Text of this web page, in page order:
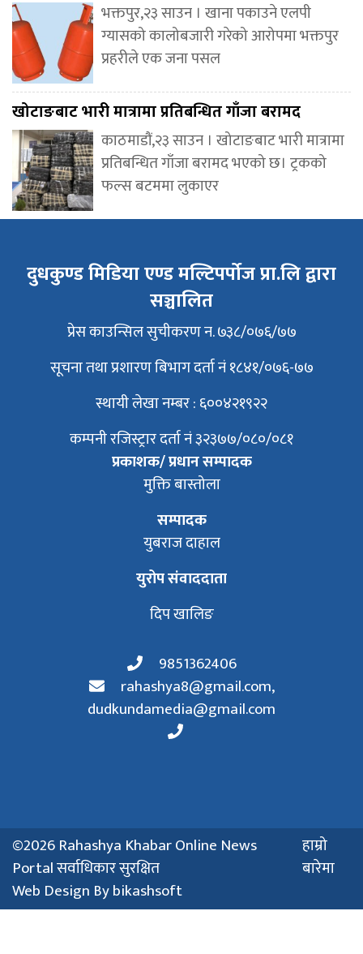
भक्तपुर,२३ साउन । खाना पकाउने एलपी
ग्यासको कालोबजारी गरेको आरोपमा भक्तपुर
प्रहरीले एक जना पसल
खोटाङबाट भारी मात्रामा प्रतिबन्धित गाँजा बरामद
काठमाडौं,२३ साउन । खोटाङबाट भारी मात्रामा
प्रतिबन्धित गाँजा बरामद भएको छ। ट्रकको
फल्स बटममा लुकाएर
दुधकुण्ड मिडिया एण्ड मल्टिपर्पोज प्रा.लि द्वारा
सञ्चालित
प्रेस काउन्सिल सुचीकरण न. ७३८/०७६/७७
सूचना तथा प्रशारण बिभाग दर्ता नं १८४१/०७६-७७
स्थायी लेखा नम्बर : ६००४२१९२२
कम्पनी रजिस्ट्रार दर्ता नं ३२३७७/०८०/०८१
प्रकाशक/ प्रधान सम्पादक
मुक्ति बास्तोला
सम्पादक
युबराज दाहाल
युरोप संवाददाता
दिप खालिङ
9851362406
rahashya8@gmail.com,
dudkundamedia@gmail.com
©2026 Rahashya Khabar Online News
Portal सर्वाधिकार सुरक्षित
हाम्रो
बारेमा
Web Design Bybikashsoft